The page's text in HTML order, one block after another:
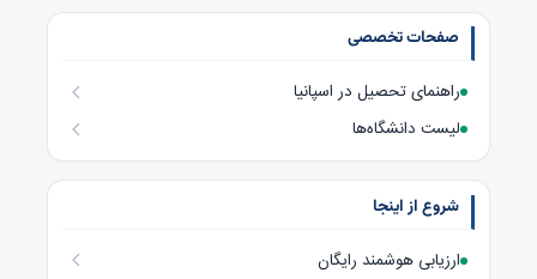
صفحات تخصصی
راهنمای تحصیل در اسپانیا
لیست دانشگاه‌ها
شروع از اینجا
ارزیابی هوشمند رایگان